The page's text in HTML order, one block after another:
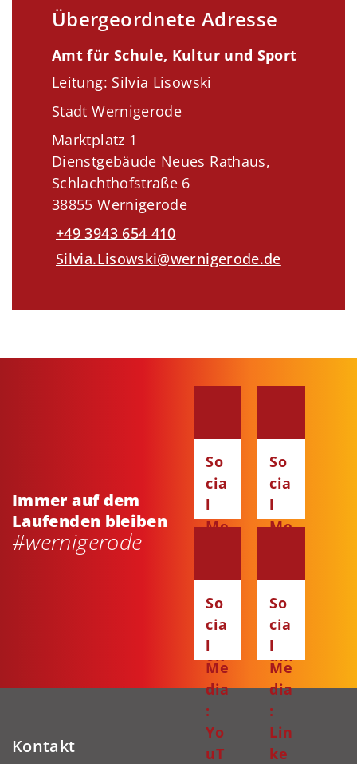
Übergeordnete Adresse
Amt für Schule, Kultur und Sport
Leitung: Silvia Lisowski
Stadt Wernigerode
Marktplatz 1
Dienstgebäude Neues Rathaus,
Schlachthofstraße 6
38855 Wernigerode
+49 3943 654 410
Silvia.Lisowski@wernigerode.de
Immer auf dem
Laufenden bleiben
#wernigerode
So
cia
l
Me
ce
bo
ok
So
cia
l
Me
ta
gr
am
So
cia
l
Me
dia
:
Yo
uT
So
cia
l
Me
dia
:
Lin
ke
Kontakt